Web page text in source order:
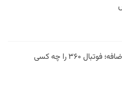
فیلتر در وقت اضافه؛ فوتبال ۳۶۰ را چه کسی